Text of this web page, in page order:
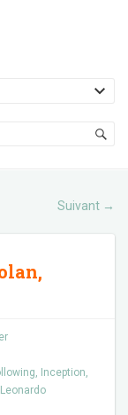
Suivant →
, Inception,
Leonardo